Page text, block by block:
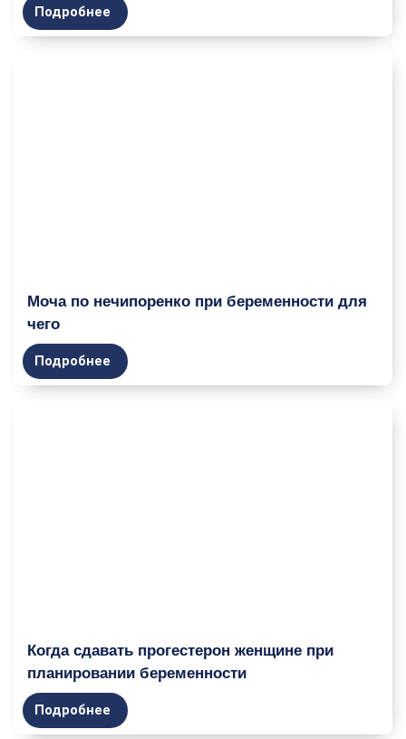
Подробнее
Моча по нечипоренко при беременности для
чего
Подробнее
Когда сдавать прогестерон женщине при
планировании беременности
Подробнее